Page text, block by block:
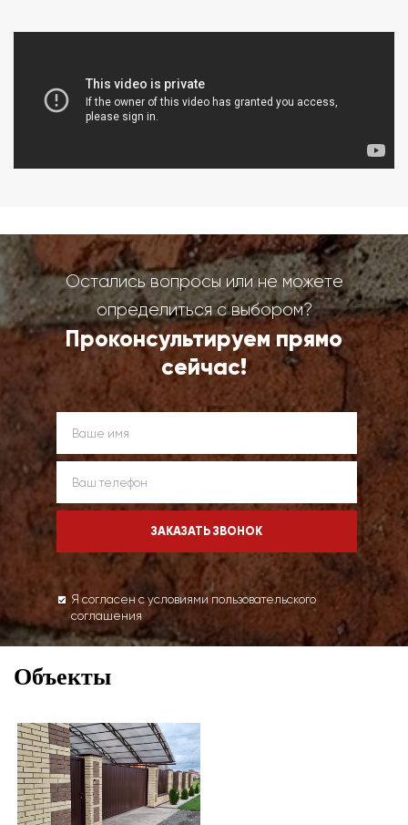
Остались вопросы или не можете
определиться с выбором?
Проконсультируем прямо
сейчас!
Я согласен с условиями пользовательского
соглашения
Объекты